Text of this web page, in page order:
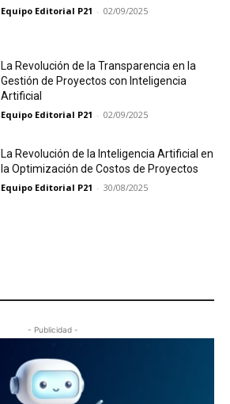
Equipo Editorial P21 - 02/09/2025
La Revolución de la Transparencia en la
Gestión de Proyectos con Inteligencia
Artificial
Equipo Editorial P21 - 02/09/2025
La Revolución de la Inteligencia Artificial en
la Optimización de Costos de Proyectos
Equipo Editorial P21 - 30/08/2025
- Publicidad -